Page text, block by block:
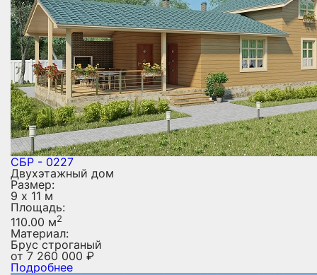
СБР - 0227
Двухэтажный дом
Размер:
9 х 11 м
Площадь:
110.00 м2
Материал:
Брус строганый
от7 260 000 ₽
Подробнее